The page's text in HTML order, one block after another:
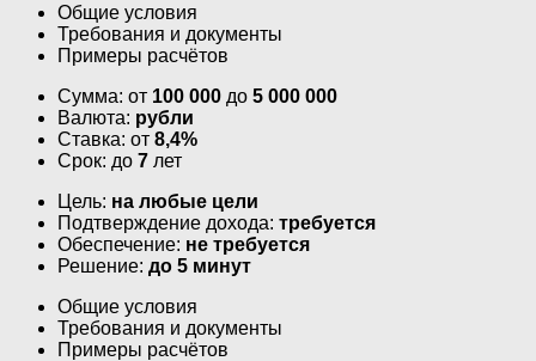
Общие условия
Требования и документы
Примеры расчётов
Сумма: от 100 000 до 5 000 000
Валюта: рубли
Ставка: от 8,4%
Срок: до 7 лет
Цель: на любые цели
Подтверждение дохода: требуется
Обеспечение: не требуется
Решение: до 5 минут
Общие условия
Требования и документы
Примеры расчётов